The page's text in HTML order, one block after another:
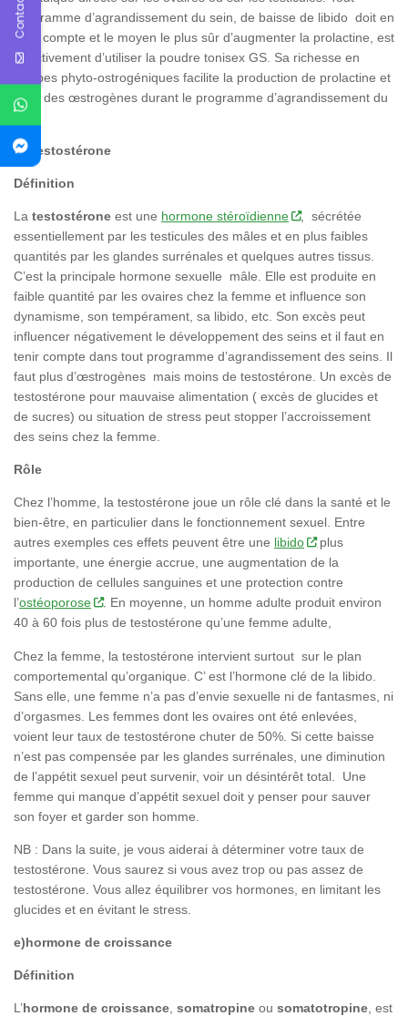
programme d’agrandissement du sein, de baisse de libido doit en
tenir compte et le moyen le plus sûr d’augmenter la prolactine, est
effectivement d’utiliser la poudre tonisex GS. Sa richesse en
herbes phyto-ostrogéniques facilite la production de prolactine et
celle des œstrogènes durant le programme d’agrandissement du
d) Testostérone
Définition
La testostérone est une hormone stéroïdienne
, sécrétée
essentiellement par les testicules des mâles et en plus faibles
quantités par les glandes surrénales et quelques autres tissus.
C’est la principale hormone sexuelle mâle. Elle est produite en
faible quantité par les ovaires chez la femme et influence son
dynamisme, son tempérament, sa libido, etc. Son excès peut
influencer négativement le développement des seins et il faut en
tenir compte dans tout programme d’agrandissement des seins. Il
faut plus d’œstrogènes mais moins de testostérone. Un excès de
testostérone pour mauvaise alimentation ( excès de glucides et
de sucres) ou situation de stress peut stopper l’accroissement
des seins chez la femme.
Rôle
Chez l’homme, la testostérone joue un rôle clé dans la santé et le
bien-être, en particulier dans le fonctionnement sexuel. Entre
autres exemples ces effets peuvent être une libido
plus
importante, une énergie accrue, une augmentation de la
production de cellules sanguines et une protection contre
l’ostéoporose
. En moyenne, un homme adulte produit environ
40 à 60 fois plus de testostérone qu’une femme adulte,
Chez la femme, la testostérone intervient surtout sur le plan
comportemental qu’organique. C’ est l’hormone clé de la libido.
Sans elle, une femme n’a pas d’envie sexuelle ni de fantasmes, ni
d’orgasmes. Les femmes dont les ovaires ont été enlevées,
voient leur taux de testostérone chuter de 50%. Si cette baisse
n’est pas compensée par les glandes surrénales, une diminution
de l’appétit sexuel peut survenir, voir un désintérêt total. Une
femme qui manque d’appétit sexuel doit y penser pour sauver
son foyer et garder son homme.
NB : Dans la suite, je vous aiderai à déterminer votre taux de
testostérone. Vous saurez si vous avez trop ou pas assez de
testostérone. Vous allez équilibrer vos hormones, en limitant les
glucides et en évitant le stress.
e)hormone de croissance
Définition
L’hormone de croissance somatropine ou somatotropine , est